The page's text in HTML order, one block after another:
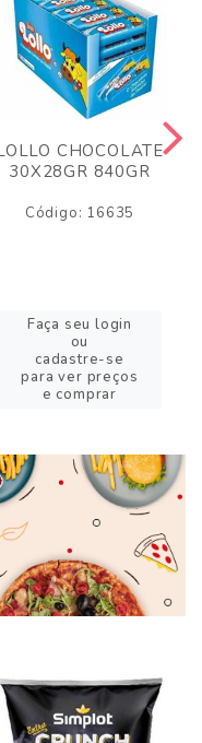
CHOCOLATE
30X28GR 840GR
Código: 16635
Faça seu login
ou
cadastre-se
para ver preços
e comprar